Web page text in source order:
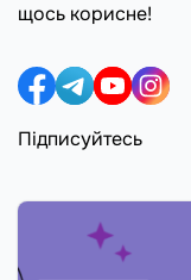
щось корисне!
Підписуйтесь